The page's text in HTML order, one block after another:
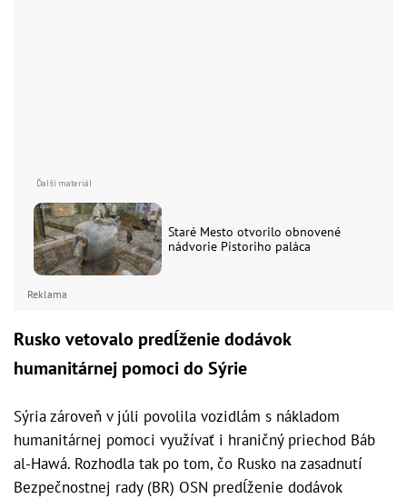
Staré Mesto otvorilo obnovené
nádvorie Pistoriho paláca
Reklama
Rusko vetovalo predĺženie dodávok
humanitárnej pomoci do Sýrie
Sýria zároveň v júli povolila vozidlám s nákladom
humanitárnej pomoci využívať i hraničný priechod Báb
al-Hawá. Rozhodla tak po tom, čo Rusko na zasadnutí
Bezpečnostnej rady (BR) OSN predĺženie dodávok